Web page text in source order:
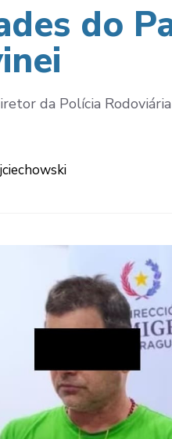
do
da Polícia